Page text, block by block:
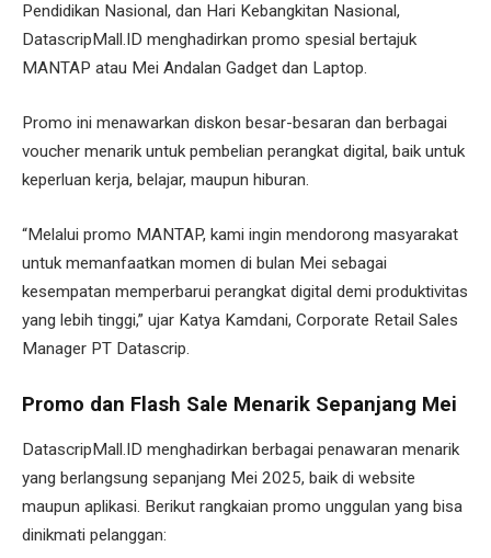
Pendidikan Nasional, dan Hari Kebangkitan Nasional,
DatascripMall.ID menghadirkan promo spesial bertajuk
MANTAP atau Mei Andalan Gadget dan Laptop.
Promo ini menawarkan diskon besar-besaran dan berbagai
voucher menarik untuk pembelian perangkat digital, baik untuk
keperluan kerja, belajar, maupun hiburan.
“Melalui promo MANTAP, kami ingin mendorong masyarakat
untuk memanfaatkan momen di bulan Mei sebagai
kesempatan memperbarui perangkat digital demi produktivitas
yang lebih tinggi,” ujar Katya Kamdani, Corporate Retail Sales
Manager PT Datascrip.
Promo dan Flash Sale Menarik Sepanjang Mei
DatascripMall.ID menghadirkan berbagai penawaran menarik
yang berlangsung sepanjang Mei 2025, baik di website
maupun aplikasi. Berikut rangkaian promo unggulan yang bisa
dinikmati pelanggan: